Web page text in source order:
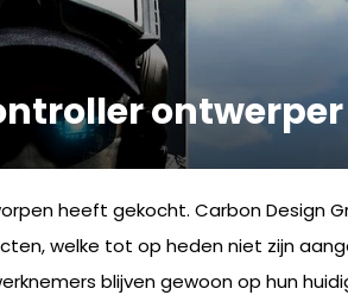
heeft gekocht. Carbon Design
welke tot op heden niet zijn
blijven gewoon op hun